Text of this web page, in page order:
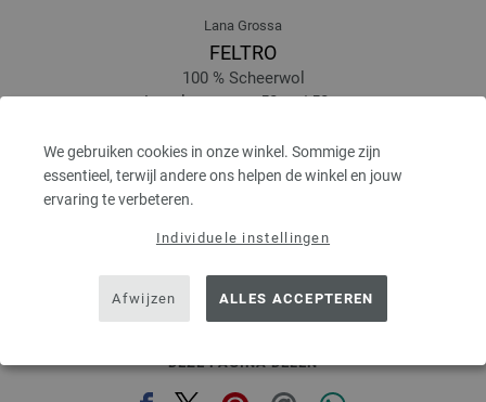
We gebruiken cookies in onze winkel. Sommige zijn
essentieel, terwijl andere ons helpen de winkel en jouw
ervaring te verbeteren.
Individuele instellingen
Afwijzen ALLES ACCEPTEREN
Lana Grossa
FELTRO
100 % Scheerwol
Looplengte: ca. 50 m / 50 g
2,94 €
3,42 $
excl. btw, excl. verzendkosten, Artikelprijs: / kg
DEZE PAGINA DELEN